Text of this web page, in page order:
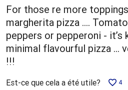
For those re more
margherita pizza ….
peppers or pepperoni -
minimal flavourful pizza …
!!!
Est-ce que cela a été utile? 4